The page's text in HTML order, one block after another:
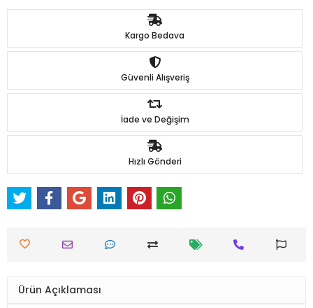
Kargo Bedava
Güvenli Alışveriş
İade ve Değişim
Hızlı Gönderi
Ürün Açıklaması